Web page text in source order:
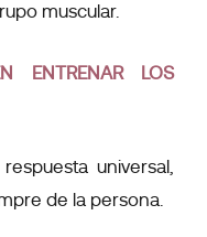
muscular.
ENTRENAR LOS
universal,
de la persona.